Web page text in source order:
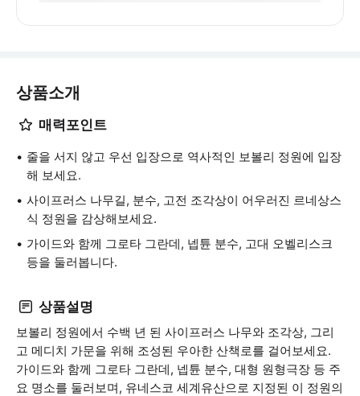
상품소개
매력포인트
줄을 서지 않고 우선 입장으로 역사적인 보볼리 정원에 입장
해 보세요.
사이프러스 나무길, 분수, 고전 조각상이 어우러진 르네상스
식 정원을 감상해보세요.
가이드와 함께 그로타 그란데, 넵튠 분수, 고대 오벨리스크
등을 둘러봅니다.
상품설명
보볼리 정원에서 수백 년 된 사이프러스 나무와 조각상, 그리
고 메디치 가문을 위해 조성된 우아한 산책로를 걸어보세요.
가이드와 함께 그로타 그란데, 넵튠 분수, 대형 원형극장 등 주
요 명소를 둘러보며, 유네스코 세계유산으로 지정된 이 정원의